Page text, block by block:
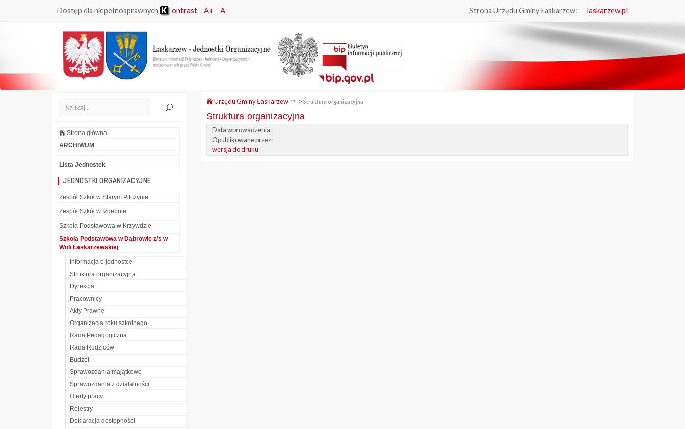
Dostęp dla niepełnosprawnych ontrast A+ A- Strona Urzędu Gminy Łaskarzew: laskarzew.pl
Strona główna
ARCHIWUM
Lista Jednostek
JEDNOSTKI ORGANIZACYJNE
Zespół Szkół w Starym Pilczynie
Zespół Szkół w Izdebnie
Szkoła Podstawowa w Krzywdzie
Szkoła Podstawowa w Dąbrowie z/s w
Woli Łaskarzewskiej
Informacja o jednostce
Struktura organizacyjna
Dyrekcja
Pracownicy
Akty Prawne
Organizacja roku szkolnego
Rada Pedagogiczna
Rada Rodziców
Budżet
Sprawozdania majątkowe
Sprawozdania z działalności
Oferty pracy
Rejestry
Deklaracja dostępności
Urzędu Gminy Łaskarzew > Struktura organizacyjna
Struktura organizacyjna
Data wprowadzenia:
Opublikowane przez:
wersja do druku